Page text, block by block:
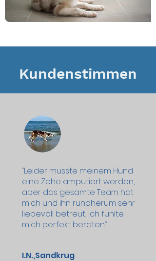
Kundenstimmen
“Leider musste meinem Hund
eine Zehe amputiert werden,
aber das gesamte Team hat
mich und ihn rundherum sehr
liebevoll betreut, ich fühlte
mich perfekt beraten.”
I.N.,Sandkrug